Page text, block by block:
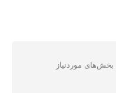
بخش‌های موردنیاز